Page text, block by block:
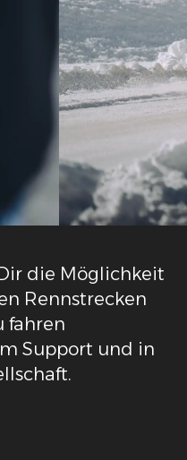
die Möglichkeit
Rennstrecken
fahren
Support und in